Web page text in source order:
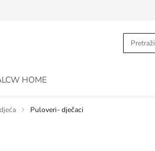
LCW HOME
Puloveri- dječaci